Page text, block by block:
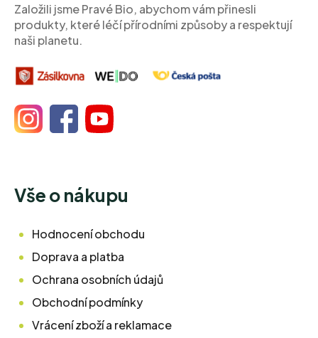
Založili jsme Pravé Bio, abychom vám přinesli
produkty, které léčí přírodními způsoby a respektují
naši planetu.
Vše o nákupu
Hodnocení obchodu
Doprava a platba
Ochrana osobních údajů
Obchodní podmínky
Vrácení zboží a reklamace